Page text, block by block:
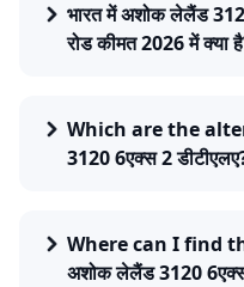
भारत में अशोक लेलैंड
रोड कीमत 2026 में क्या
Which are the
3120 6एक्स 2
Where can I find
अशोक लेलैंड 3120